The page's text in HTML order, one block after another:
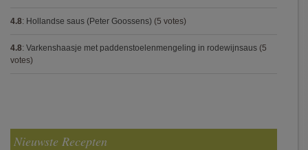
4.8: Hollandse saus (Peter Goossens) (5 votes)
4.8: Varkenshaasje met paddenstoelenmengeling in rodewijnsaus (5
votes)
Nieuwste Recepten